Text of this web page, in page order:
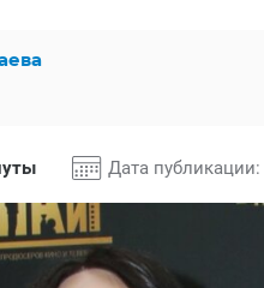
Дата публикации: